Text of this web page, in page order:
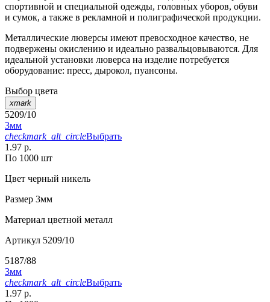
спортивной и специальной одежды, головных уборов, обуви
и сумок, а также в рекламной и полиграфической продукции.
Металлические люверсы имеют превосходное качество, не
подвержены окислению и идеально развальцовываются. Для
идеальной установки люверса на изделие потребуется
оборудование: пресс, дырокол, пуансоны.
Выбор цвета
xmark
5209/10
3мм
checkmark_alt_circleВыбрать
1.97 р.
По 1000 шт
Цвет черный никель
Размер 3мм
Материал цветной металл
Артикул 5209/10
5187/88
3мм
checkmark_alt_circleВыбрать
1.97 р.